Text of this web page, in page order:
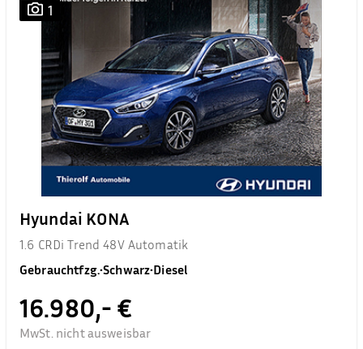
1
Hyundai KONA
1.6 CRDi Trend 48V Automatik
Gebrauchtfzg.•Schwarz•Diesel
16.980,- €
MwSt. nicht ausweisbar